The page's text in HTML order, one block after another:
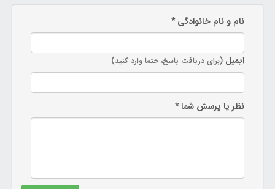
نام و نام خانوادگی *
ایمیل (برای دریافت پاسخ، حتما وارد کنید)
نظر یا پرسش شما *